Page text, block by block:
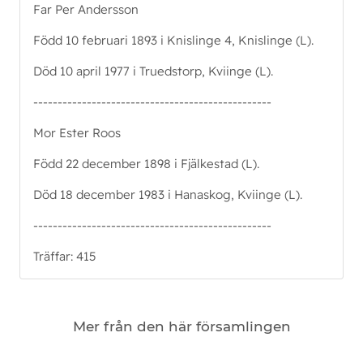
Far Per Andersson
Född 10 februari 1893 i Knislinge 4, Knislinge (L).
Död 10 april 1977 i Truedstorp, Kviinge (L).
-------------------------------------------------
Mor Ester Roos
Född 22 december 1898 i Fjälkestad (L).
Död 18 december 1983 i Hanaskog, Kviinge (L).
-------------------------------------------------
Träffar: 415
Mer från den här församlingen